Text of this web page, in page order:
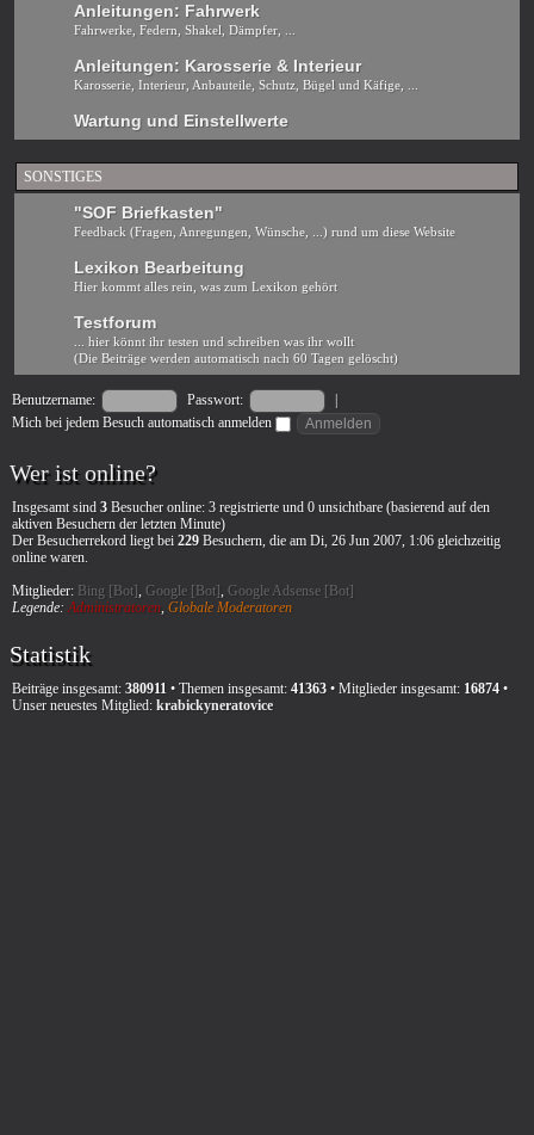
Anleitungen: Fahrwerk
Fahrwerke, Federn, Shakel, Dämpfer, ...
Anleitungen: Karosserie & Interieur
Karosserie, Interieur, Anbauteile, Schutz, Bügel und Käfige, ...
Wartung und Einstellwerte
SONSTIGES
"SOF Briefkasten"
Feedback (Fragen, Anregungen, Wünsche, ...) rund um diese Website
Lexikon Bearbeitung
Hier kommt alles rein, was zum Lexikon gehört
Testforum
... hier könnt ihr testen und schreiben was ihr wollt
(Die Beiträge werden automatisch nach 60 Tagen gelöscht)
Benutzername: Passwort:
|
Mich bei jedem Besuch automatisch anmelden
Wer ist online?
Insgesamt sind 3 Besucher online: 3 registrierte und 0 unsichtbare (basierend auf den
aktiven Besuchern der letzten Minute)
Der Besucherrekord liegt bei 229 Besuchern, die am Di, 26 Jun 2007, 1:06 gleichzeitig
online waren.
Mitglieder: Bing [Bot], Google [Bot], Google Adsense [Bot]
Legende:Administratoren, Globale Moderatoren
Statistik
Beiträge insgesamt: 380911 • Themen insgesamt: 41363 • Mitglieder insgesamt: 16874 •
Unser neuestes Mitglied: krabickyneratovice